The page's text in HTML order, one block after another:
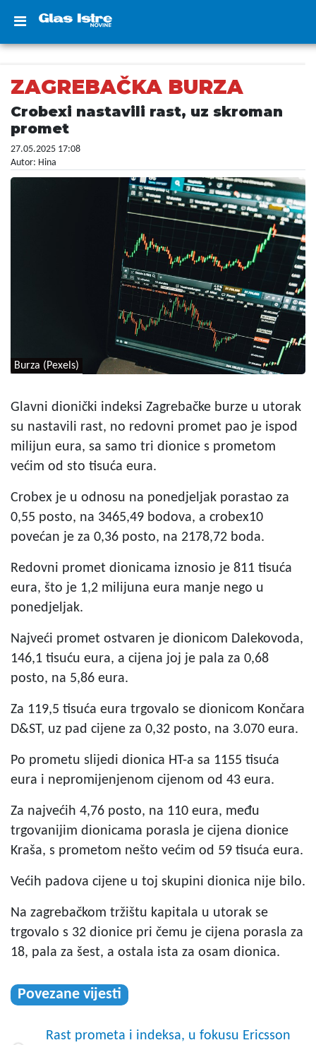
ZAGREBAČKA BURZA
Crobexi nastavili rast, uz skroman
promet
27.05.2025 17:08
Autor: Hina
Burza (Pexels)
Glavni dionički indeksi Zagrebačke burze u utorak
su nastavili rast, no redovni promet pao je ispod
milijun eura, sa samo tri dionice s prometom
većim od sto tisuća eura.
Crobex je u odnosu na ponedjeljak porastao za
0,55 posto, na 3465,49 bodova, a crobex10
povećan je za 0,36 posto, na 2178,72 boda.
Redovni promet dionicama iznosio je 811 tisuća
eura, što je 1,2 milijuna eura manje nego u
ponedjeljak.
Najveći promet ostvaren je dionicom Dalekovoda,
146,1 tisuću eura, a cijena joj je pala za 0,68
posto, na 5,86 eura.
Za 119,5 tisuća eura trgovalo se dionicom Končara
D&ST, uz pad cijene za 0,32 posto, na 3.070 eura.
Po prometu slijedi dionica HT-a sa 1155 tisuća
eura i nepromijenjenom cijenom od 43 eura.
Za najvećih 4,76 posto, na 110 eura, među
trgovanijim dionicama porasla je cijena dionice
Kraša, s prometom nešto većim od 59 tisuća eura.
Većih padova cijene u toj skupini dionica nije bilo.
Na zagrebačkom tržištu kapitala u utorak se
trgovalo s 32 dionice pri čemu je cijena porasla za
18, pala za šest, a ostala ista za osam dionica.
Povezane vijesti
Rast prometa i indeksa, u fokusu Ericsson